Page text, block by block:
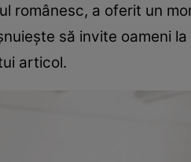
românesc, a oferit un
să invite oameni la
articol.